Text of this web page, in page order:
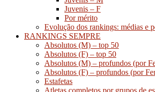
Juvenis – F
Por mérito
Evolução dos rankings: médias e
RANKINGS SEMPRE
Absolutos (M) – top 50
Absolutos (F) – top 50
Absolutos (M) – profundos (por
Absolutos (F) – profundos (por
Estafetas
Atletas completos por grupos de